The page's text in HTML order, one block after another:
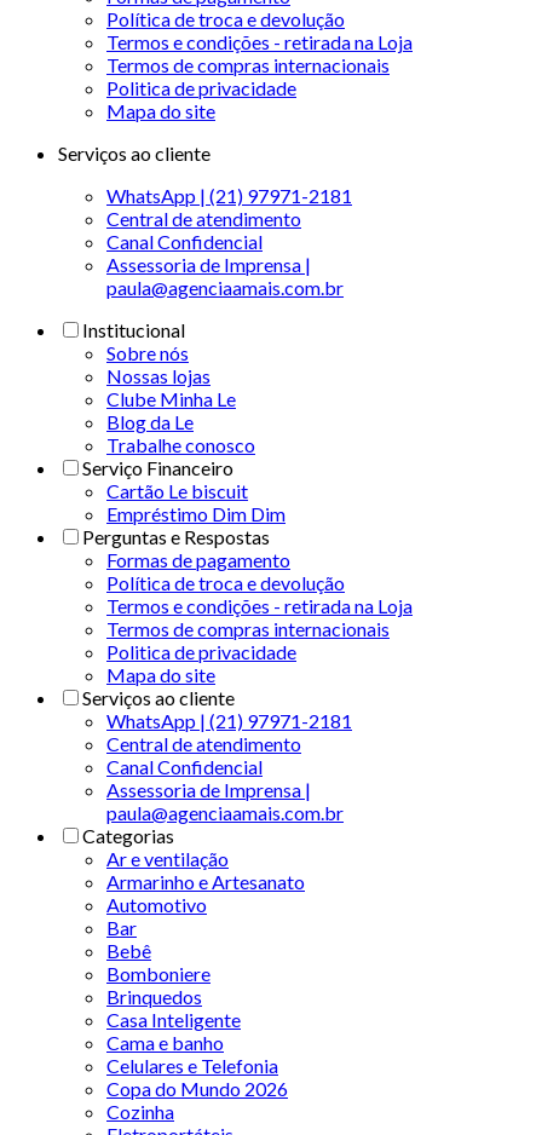
Política de troca e devolução
Termos e condições - retirada na Loja
Termos de compras internacionais
Politica de privacidade
Mapa do site
Serviços ao cliente
WhatsApp | (21) 97971-2181
Central de atendimento
Canal Confidencial
Assessoria de Imprensa |
paula@agenciaamais.com.br
Institucional
Sobre nós
Nossas lojas
Clube Minha Le
Blog da Le
Trabalhe conosco
Serviço Financeiro
Cartão Le biscuit
Empréstimo Dim Dim
Perguntas e Respostas
Formas de pagamento
Política de troca e devolução
Termos e condições - retirada na Loja
Termos de compras internacionais
Politica de privacidade
Mapa do site
Serviços ao cliente
WhatsApp | (21) 97971-2181
Central de atendimento
Canal Confidencial
Assessoria de Imprensa |
paula@agenciaamais.com.br
Categorias
Ar e ventilação
Armarinho e Artesanato
Automotivo
Bar
Bebê
Bomboniere
Brinquedos
Casa Inteligente
Cama e banho
Celulares e Telefonia
Copa do Mundo 2026
Cozinha